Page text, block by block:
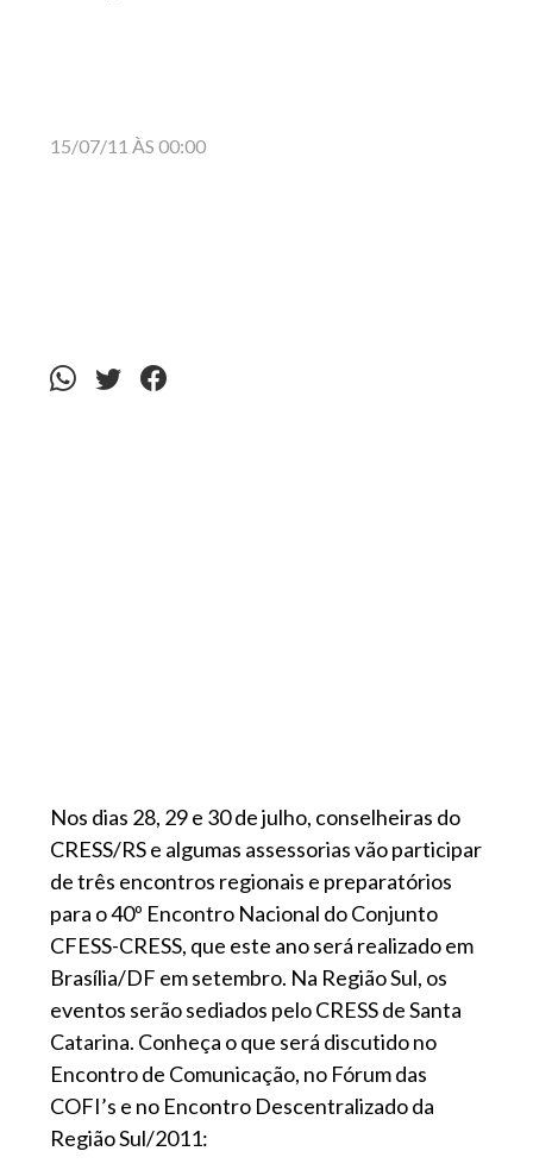
15/07/11 ÀS 00:00
Nos dias 28, 29 e 30 de julho, conselheiras do
CRESS/RS e algumas assessorias vão participar
de três encontros regionais e preparatórios
para o 40º Encontro Nacional do Conjunto
CFESS-CRESS, que este ano será realizado em
Brasília/DF em setembro. Na Região Sul, os
eventos serão sediados pelo CRESS de Santa
Catarina. Conheça o que será discutido no
Encontro de Comunicação, no Fórum das
COFI’s e no Encontro Descentralizado da
Região Sul/2011: